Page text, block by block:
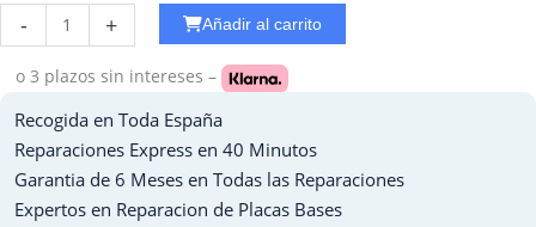
-
WiFi
Ipad
cantidad
+ Añadir al carrito
o 3 plazos sin intereses –
Recogida en Toda España
Reparaciones Express en 40 Minutos
Garantia de 6 Meses en Todas las Reparaciones
Expertos en Reparacion de Placas Bases